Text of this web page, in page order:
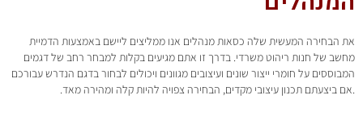
את הבחירה המעשית שלה כסאות מנהלים אנו ממליצים ליישם באמצעות הדמיית
מחשב של חנות ריהוט משרדי. בדרך זו אתם מגיעים בקלות למבחר רחב של דגמים
המבוססים על חומרי ייצור שונים ועיצובים מגוונים ויכולים לבחור בדגם הנדרש עבורכם
.אם ביצעתם תכנון עיצובי מקדים, הבחירה צפויה להיות קלה ומהירה מאד.